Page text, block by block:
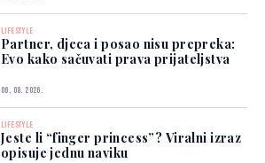
LIFESTYLE
Partner, djeca i posao nisu prepreka:
Evo kako sačuvati prava prijateljstva
06. 08. 2026.
LIFESTYLE
Jeste li “finger princess”? Viralni izraz
opisuje jednu naviku